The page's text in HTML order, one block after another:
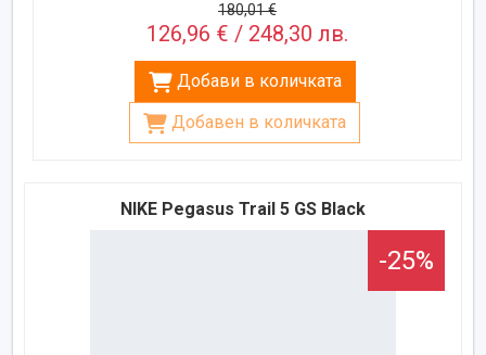
180,01 €
126,96 € / 248,30 лв.
Добави в количката
Добавен в количката
NIKE Pegasus Trail 5 GS Black
-25%